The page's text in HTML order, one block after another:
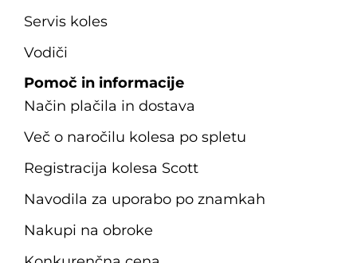
Servis koles
Vodiči
Pomoč in informacije
Način plačila in dostava
Več o naročilu kolesa po spletu
Registracija kolesa Scott
Navodila za uporabo po znamkah
Nakupi na obroke